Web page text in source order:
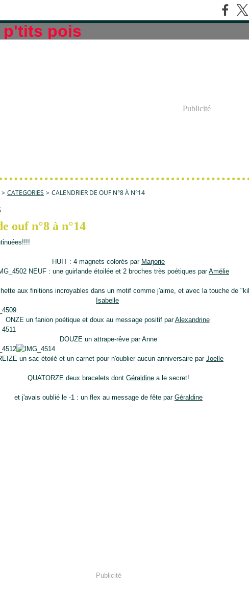
Publicité
> CATEGORIES > CALENDRIER DE OUF N°8 À N°14
ouf n°8 à n°14
HUIT : 4 magnets colorés par Marjorie
NEUF : une guirlande étoilée et 2 broches très poétiques parAmélie
aux finitions incroyables dans un motif comme j'aime, et avec la touche de
Isabelle
ONZE un fanion poétique et doux au message positif parAlexandrine
DOUZE un attrape-rêve par Anne
un sac étoilé et un carnet pour n'oublier aucun anniversaire par Joelle
QUATORZE deux bracelets dont Géraldine a le secret!
et j'avais oublié le -1 : un flex au message de fête par Géraldine
Publicité